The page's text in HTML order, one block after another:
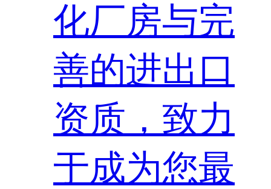
化厂房与完
善的进出口
资质，致力
于成为您最